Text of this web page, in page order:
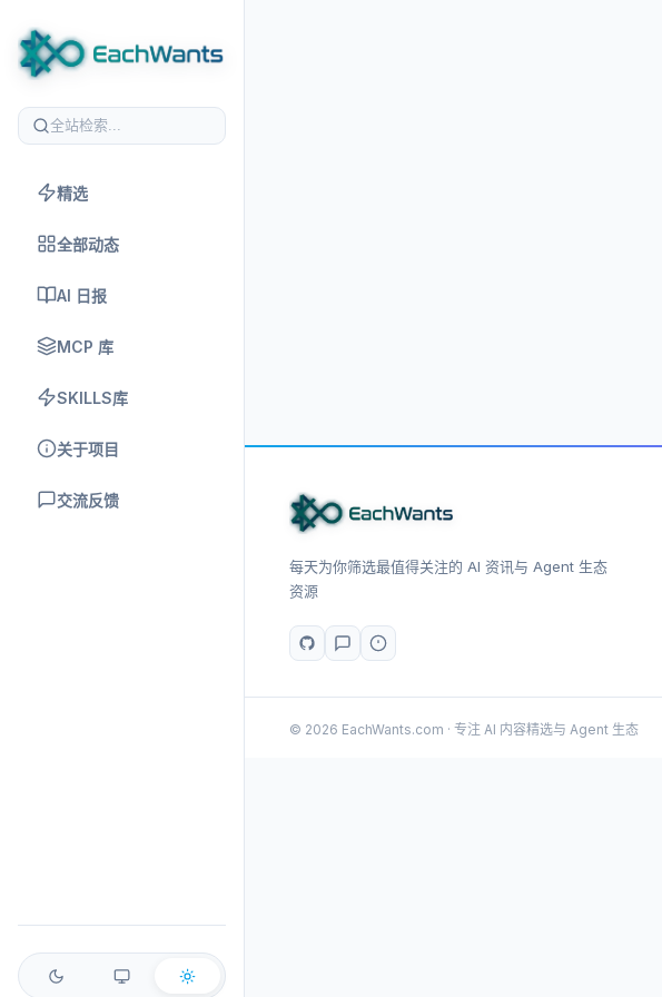
精选
全部动态
AI 日报
MCP 库
SKILLS库
关于项目
交流反馈
每天为你筛选最值得关注的 AI 资讯与 Agent 生态
资源
© 2026 EachWants.com · 专注 AI 内容精选与 Agent 生态